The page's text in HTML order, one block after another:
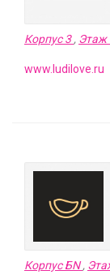
Корпус 3, Этаж
www.ludilove.ru
Корпус БN,